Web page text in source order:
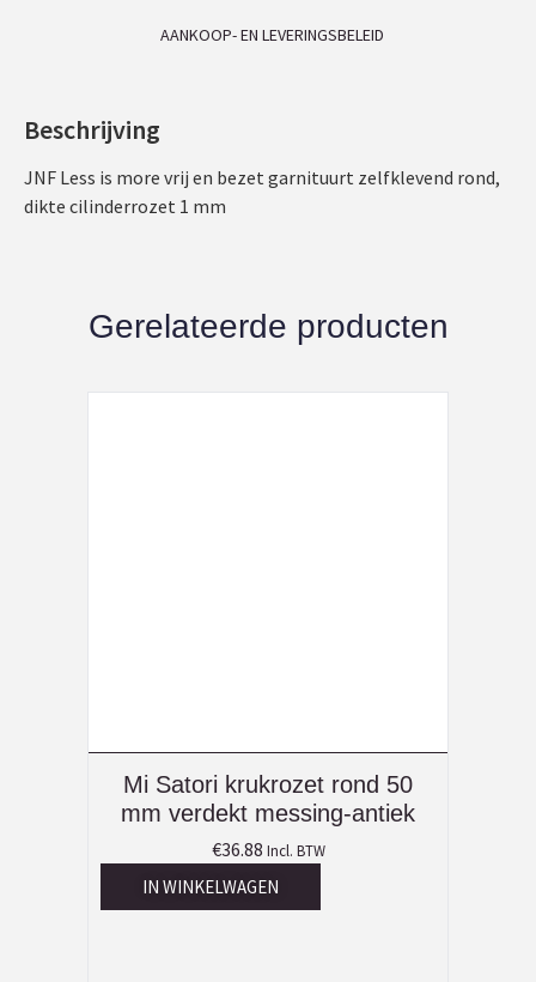
AANKOOP- EN LEVERINGSBELEID
Beschrijving
JNF Less is more vrij en bezet garnituurt zelfklevend rond,
dikte cilinderrozet 1 mm
Gerelateerde producten
Mi Satori krukrozet rond 50
mm verdekt messing-antiek
€36.88 Incl. BTW
IN WINKELWAGEN